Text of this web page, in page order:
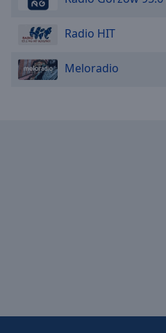
Radio HIT
Meloradio